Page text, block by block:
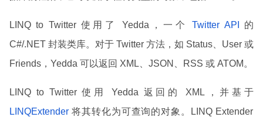
LINQ to Twitter 使用了 Yedda，一个Twitter API 的
C#/.NET 封装类库。对于 Twitter 方法，如 Status、User 或
Friends，Yedda 可以返回 XML、JSON、RSS 或 ATOM。
LINQ to Twitter 使用 Yedda 返回的 XML，并基于
LINQExtender 将其转化为可查询的对象。LINQ Extender